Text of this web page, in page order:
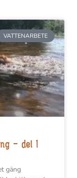
VATTENARBETE
– del 1
gäng